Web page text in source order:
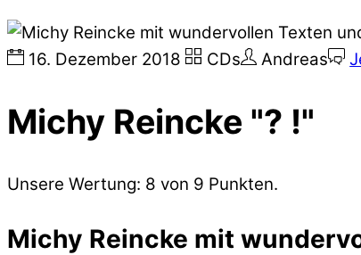
16. Dezember 2018 CDs Andreas
Michy Reincke "? !"
Unsere Wertung: 8 von 9 Punkten.
Michy Reincke mit